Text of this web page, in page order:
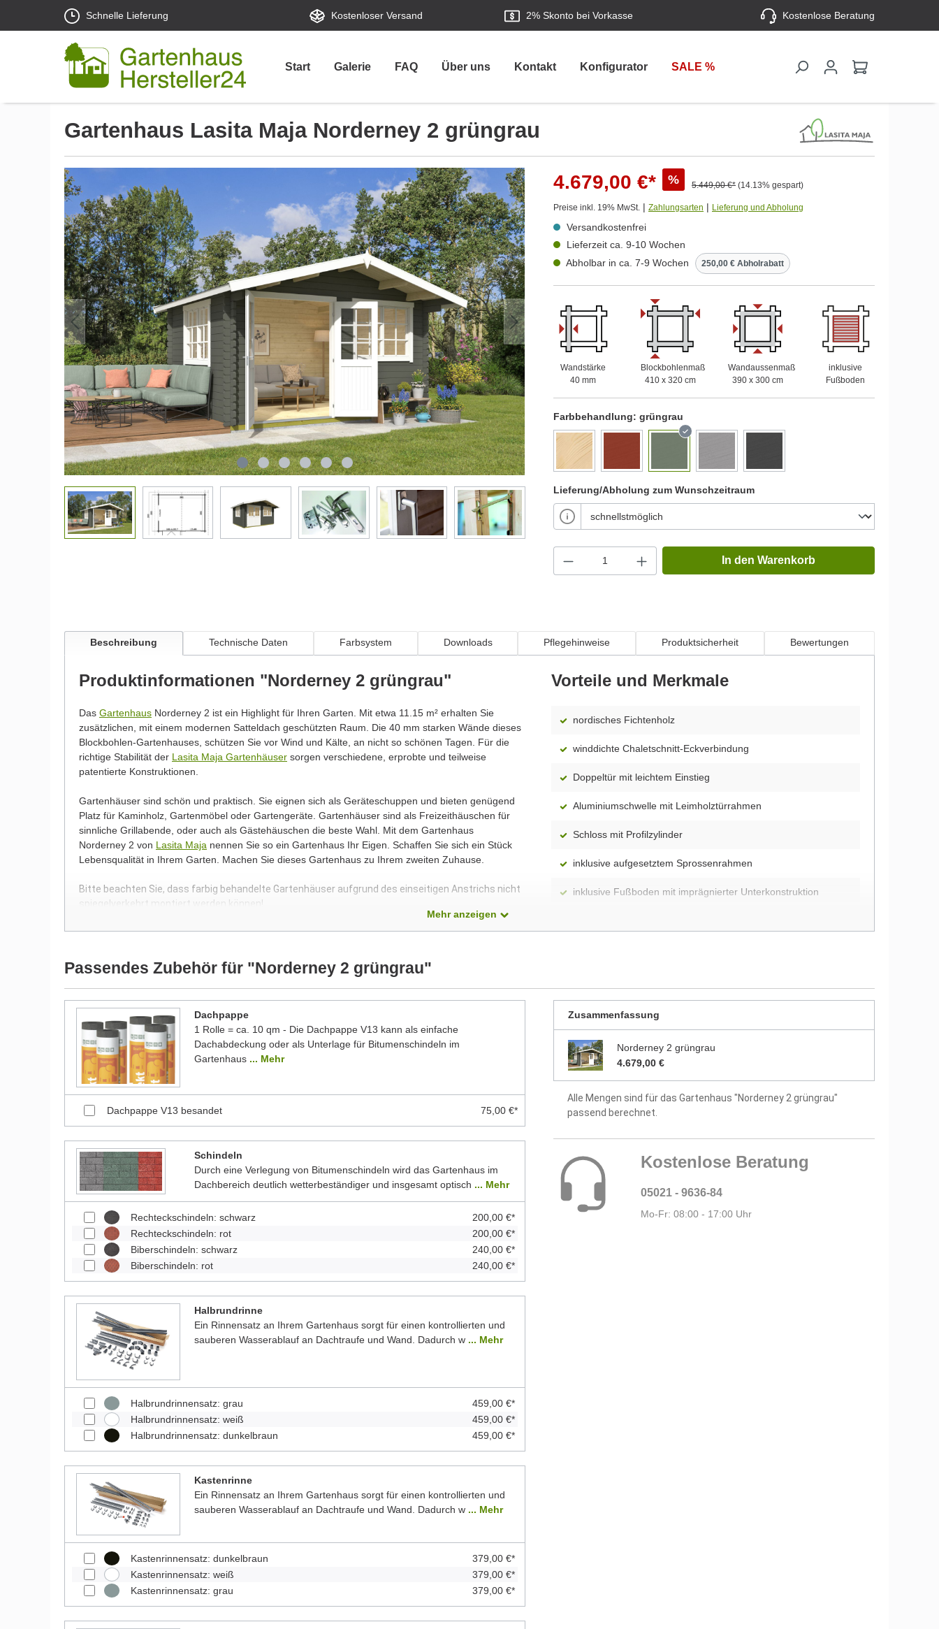
Schnelle Lieferung Kostenloser Versand 2% Skonto bei Vorkasse Kostenlose Beratung
Start Galerie FAQ Über uns Kontakt Konfigurator SALE %
Gartenhaus Lasita Maja Norderney 2 grüngrau
4.679,00 €* % 5.449,00 €* (14.13% gespart)
Preise inkl. 19% MwSt. | Zahlungsarten | Lieferung und Abholung
Versandkostenfrei
Lieferzeit ca. 9-10 Wochen
Abholbar in ca. 7-9 Wochen
250,00 € Abholrabatt
Wandstärke
40 mm
Blockbohlenmaß
410 x 320 cm
Wandaussenmaß
390 x 300 cm
inklusive
Fußboden
Farbbehandlung: grüngrau
Lieferung/Abholung zum Wunschzeitraum
In den Warenkorb
Beschreibung Technische Daten Farbsystem Downloads Pflegehinweise Produktsicherheit Bewertungen
Produktinformationen "Norderney 2 grüngrau"
Das Gartenhaus Norderney 2 ist ein Highlight für Ihren Garten. Mit etwa 11.15 m² erhalten Sie
zusätzlichen, mit einem modernen Satteldach geschützten Raum. Die 40 mm starken Wände dieses
Blockbohlen-Gartenhauses, schützen Sie vor Wind und Kälte, an nicht so schönen Tagen. Für die
richtige Stabilität der Lasita Maja Gartenhäuser sorgen verschiedene, erprobte und teilweise
patentierte Konstruktionen.
Gartenhäuser sind schön und praktisch. Sie eignen sich als Geräteschuppen und bieten genügend
Platz für Kaminholz, Gartenmöbel oder Gartengeräte. Gartenhäuser sind als Freizeithäuschen für
sinnliche Grillabende, oder auch als Gästehäuschen die beste Wahl. Mit dem Gartenhaus
Norderney 2 von Lasita Maja nennen Sie so ein Gartenhaus Ihr Eigen. Schaffen Sie sich ein Stück
Lebensqualität in Ihrem Garten. Machen Sie dieses Gartenhaus zu Ihrem zweiten Zuhause.
Bitte beachten Sie, dass farbig behandelte Gartenhäuser aufgrund des einseitigen Anstrichs nicht
spiegelverkehrt montiert werden können!
Wir möchten Sie an dieser Stelle darauf hinweisen, dass alle Produkte ständig weiterentwickelt
Bilder unserer Kunden stellen teilweise modifizierte Modelle dar. Alle Maße sind Circa-Angaben.
Vorteile und Merkmale
nordisches Fichtenholz
winddichte Chaletschnitt-Eckverbindung
Doppeltür mit leichtem Einstieg
Aluminiumschwelle mit Leimholztürrahmen
Schloss mit Profilzylinder
inklusive aufgesetztem Sprossenrahmen
inklusive Fußboden mit imprägnierter Unterkonstruktion
Modell)
idealer Schutz vor Witterungseinflüssen und Bläuepilzen
Dach aus 18 mm starken Dachbrettern
Fußboden aus 18 mm starken Fußbodenbrettern
Montageanleitung und Montagematerial im Lieferumfang
5 Jahre Herstellergarantie
Mehr anzeigen
Passendes Zubehör für "Norderney 2 grüngrau"
Dachpappe
1 Rolle = ca. 10 qm - Die Dachpappe V13 kann als einfache
Dachabdeckung oder als Unterlage für Bitumenschindeln im
Gartenhaus ... Mehr
Dachpappe V13 besandet 75,00 €*
Schindeln
Durch eine Verlegung von Bitumenschindeln wird das Gartenhaus im
Dachbereich deutlich wetterbeständiger und insgesamt optisch ... Mehr
Rechteckschindeln: schwarz
200,00 €*
Rechteckschindeln: rot
200,00 €*
Biberschindeln: schwarz
240,00 €*
Biberschindeln: rot
240,00 €*
Halbrundrinne
Ein Rinnensatz an Ihrem Gartenhaus sorgt für einen kontrollierten und
sauberen Wasserablauf an Dachtraufe und Wand. Dadurch w ... Mehr
Halbrundrinnensatz: grau
459,00 €*
Halbrundrinnensatz: weiß
459,00 €*
Halbrundrinnensatz: dunkelbraun
459,00 €*
Kastenrinne
Ein Rinnensatz an Ihrem Gartenhaus sorgt für einen kontrollierten und
sauberen Wasserablauf an Dachtraufe und Wand. Dadurch w ... Mehr
Kastenrinnensatz: dunkelbraun
379,00 €*
Kastenrinnensatz: weiß
379,00 €*
Kastenrinnensatz: grau
379,00 €*
Zusammenfassung
Norderney 2 grüngrau
4.679,00 €
Alle Mengen sind für das Gartenhaus "Norderney 2 grüngrau"
passend berechnet.
Kostenlose Beratung
05021 - 9636-84
Mo-Fr: 08:00 - 17:00 Uhr